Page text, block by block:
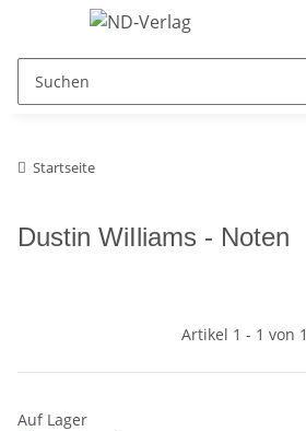
Startseite
Dustin WiIliams - Noten
Artikel 1 - 1 von 1
Auf Lager